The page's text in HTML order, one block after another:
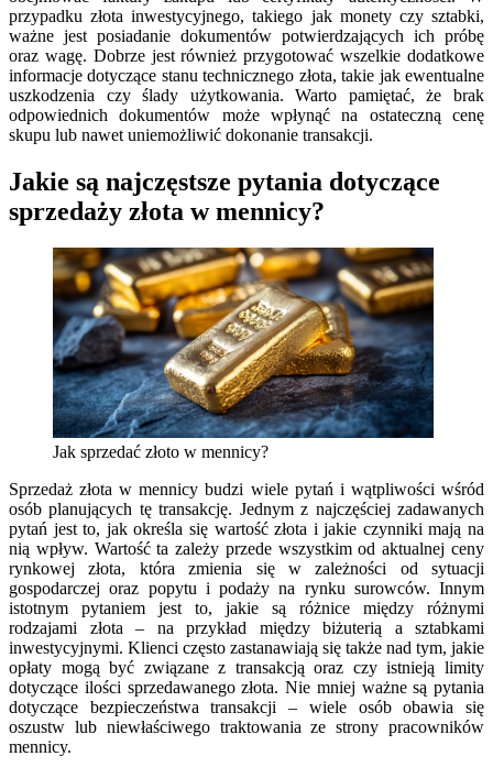
przypadku złota inwestycyjnego, takiego jak monety czy sztabki,
ważne jest posiadanie dokumentów potwierdzających ich próbę
oraz wagę. Dobrze jest również przygotować wszelkie dodatkowe
informacje dotyczące stanu technicznego złota, takie jak ewentualne
uszkodzenia czy ślady użytkowania. Warto pamiętać, że brak
odpowiednich dokumentów może wpłynąć na ostateczną cenę
skupu lub nawet uniemożliwić dokonanie transakcji.
Jakie są najczęstsze pytania dotyczące
sprzedaży złota w mennicy?
Jak sprzedać złoto w mennicy?
Sprzedaż złota w mennicy budzi wiele pytań i wątpliwości wśród
osób planujących tę transakcję. Jednym z najczęściej zadawanych
pytań jest to, jak określa się wartość złota i jakie czynniki mają na
nią wpływ. Wartość ta zależy przede wszystkim od aktualnej ceny
rynkowej złota, która zmienia się w zależności od sytuacji
gospodarczej oraz popytu i podaży na rynku surowców. Innym
istotnym pytaniem jest to, jakie są różnice między różnymi
rodzajami złota – na przykład między biżuterią a sztabkami
inwestycyjnymi. Klienci często zastanawiają się także nad tym, jakie
opłaty mogą być związane z transakcją oraz czy istnieją limity
dotyczące ilości sprzedawanego złota. Nie mniej ważne są pytania
dotyczące bezpieczeństwa transakcji – wiele osób obawia się
oszustw lub niewłaściwego traktowania ze strony pracowników
mennicy.